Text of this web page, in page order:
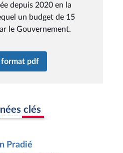
depuis 2020 en la
un budget de 15
le Gouvernement.
format pdf
clés
Pradié